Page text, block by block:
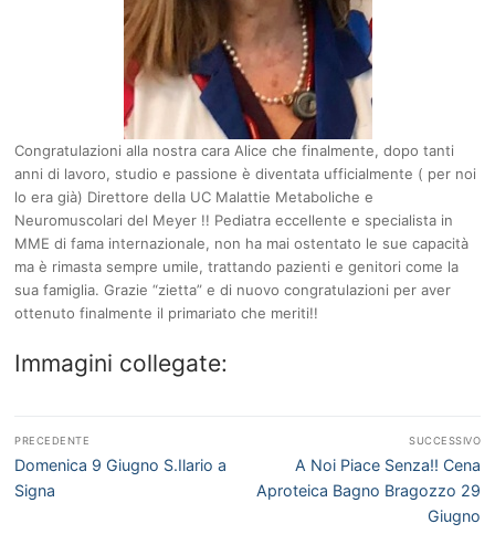
Congratulazioni alla nostra cara Alice che finalmente, dopo tanti
anni di lavoro, studio e passione è diventata ufficialmente ( per noi
lo era già) Direttore della UC Malattie Metaboliche e
Neuromuscolari del Meyer !! Pediatra eccellente e specialista in
MME di fama internazionale, non ha mai ostentato le sue capacità
ma è rimasta sempre umile, trattando pazienti e genitori come la
sua famiglia. Grazie “zietta” e di nuovo congratulazioni per aver
ottenuto finalmente il primariato che meriti!!
Immagini collegate:
Navigazione
articoli
PRECEDENTE
Articolo
precedente:
Domenica 9 Giugno S.Ilario a
Signa
SUCCESSIVO
Articolo
successivo:
A Noi Piace Senza!! Cena
Aproteica Bagno Bragozzo 29
Giugno